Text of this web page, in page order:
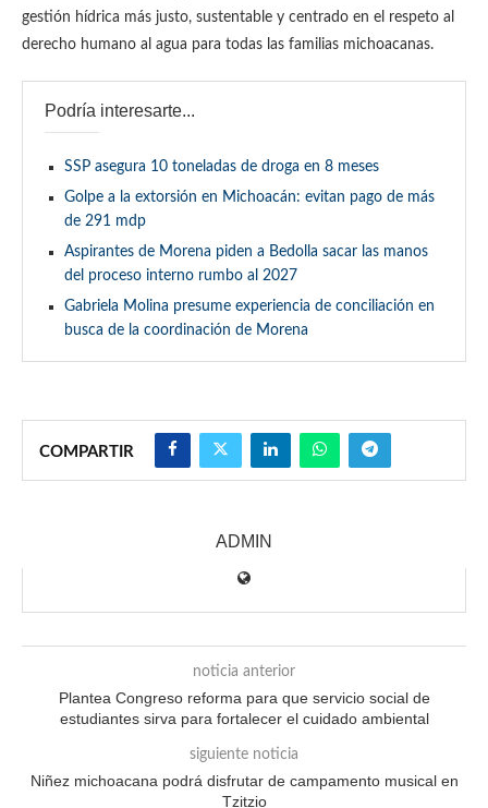
gestión hídrica más justo, sustentable y centrado en el respeto al
derecho humano al agua para todas las familias michoacanas.
Podría interesarte...
SSP asegura 10 toneladas de droga en 8 meses
Golpe a la extorsión en Michoacán: evitan pago de más
de 291 mdp
Aspirantes de Morena piden a Bedolla sacar las manos
del proceso interno rumbo al 2027
Gabriela Molina presume experiencia de conciliación en
busca de la coordinación de Morena
COMPARTIR
ADMIN
noticia anterior
Plantea Congreso reforma para que servicio social de
estudiantes sirva para fortalecer el cuidado ambiental
siguiente noticia
Niñez michoacana podrá disfrutar de campamento musical en
Tzitzio